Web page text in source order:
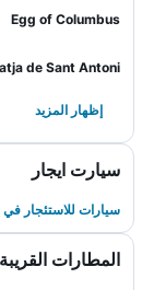
Egg of Columbus
de Sant Antoni
إظهار المزيد
سيارت ايجار
سيارات للاستئجار في
المطارات القريبة